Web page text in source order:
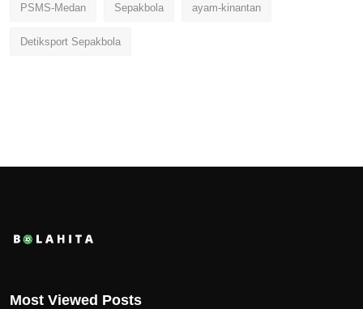
PSMS-Medan Sepakbola ayam-kinantan
Detiksport Sepakbola
Most Viewed Posts